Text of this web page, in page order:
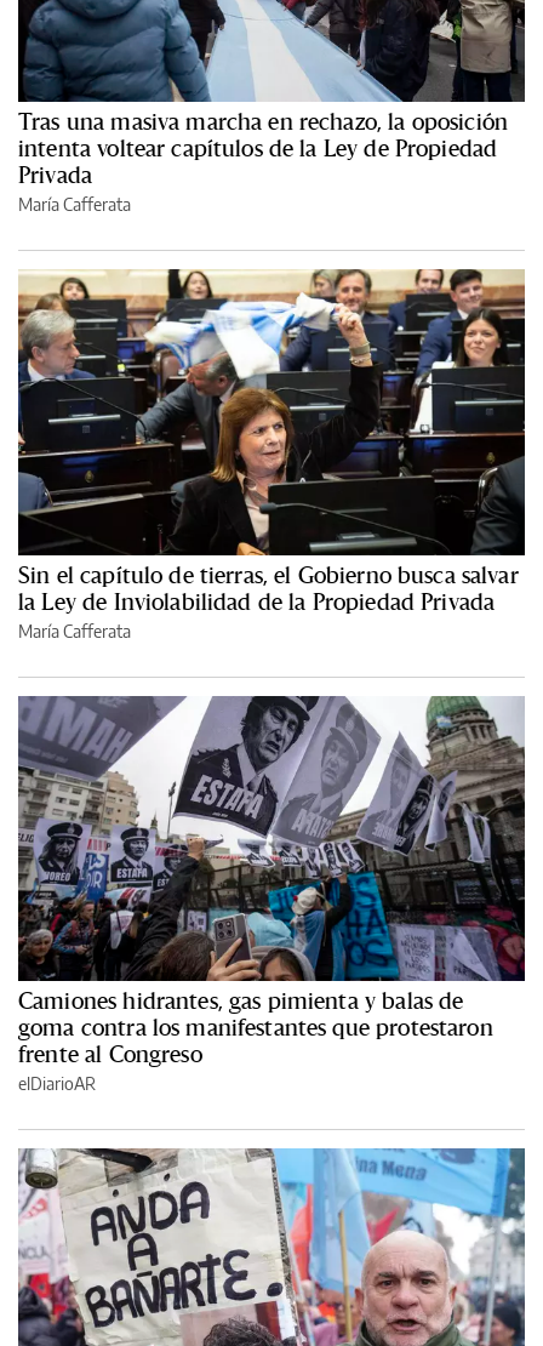
Tras una masiva marcha en rechazo, la oposición
intenta voltear capítulos de la Ley de Propiedad
Privada
María Cafferata
Sin el capítulo de tierras, el Gobierno busca salvar
la Ley de Inviolabilidad de la Propiedad Privada
María Cafferata
Camiones hidrantes, gas pimienta y balas de
goma contra los manifestantes que protestaron
frente al Congreso
elDiarioAR